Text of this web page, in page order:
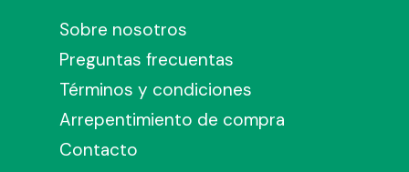
Sobre nosotros
Preguntas frecuentas
Términos y condiciones
Arrepentimiento de compra
Contacto